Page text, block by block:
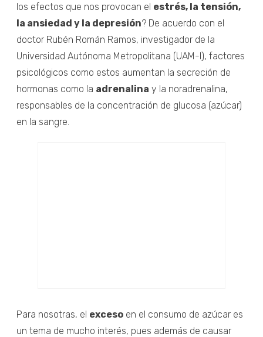
los efectos que nos provocan el estrés, la tensión,
la ansiedad y la depresión? De acuerdo con el
doctor Rubén Román Ramos, investigador de la
Universidad Autónoma Metropolitana (UAM-I), factores
psicológicos como estos aumentan la secreción de
hormonas como la adrenalina y la noradrenalina,
responsables de la concentración de glucosa (azúcar)
en la sangre.
Para nosotras, el exceso en el consumo de azúcar es
un tema de mucho interés, pues además de causar